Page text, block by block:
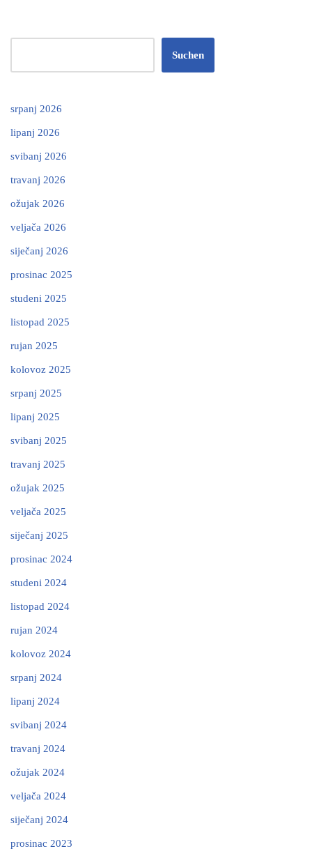
Suchen
srpanj 2026
lipanj 2026
svibanj 2026
travanj 2026
ožujak 2026
veljača 2026
siječanj 2026
prosinac 2025
studeni 2025
listopad 2025
rujan 2025
kolovoz 2025
srpanj 2025
lipanj 2025
svibanj 2025
travanj 2025
ožujak 2025
veljača 2025
siječanj 2025
prosinac 2024
studeni 2024
listopad 2024
rujan 2024
kolovoz 2024
srpanj 2024
lipanj 2024
svibanj 2024
travanj 2024
ožujak 2024
veljača 2024
siječanj 2024
prosinac 2023